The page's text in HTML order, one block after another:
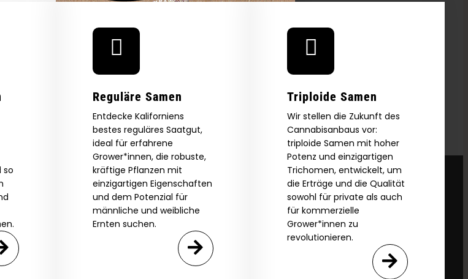
so
Reguläre Samen
Entdecke Kaliforniens
bestes reguläres Saatgut,
ideal für erfahrene
Grower*innen, die robuste,
kräftige Pflanzen mit
einzigartigen Eigenschaften
und dem Potenzial für
männliche und weibliche
Ernten suchen.
Triploide Samen
Wir stellen die Zukunft des
Cannabisanbaus vor:
triploide Samen mit hoher
Potenz und einzigartigen
Trichomen, entwickelt, um
die Erträge und die Qualität
sowohl für private als auch
für kommerzielle
Grower*innen zu
revolutionieren.
You Aged 18 Or Over?
age.
Please see Terms & Conditions.
settings and privacy policy
Agree & Enter
& ENTER, you confirm you are 18
10% off
new
You're 21+